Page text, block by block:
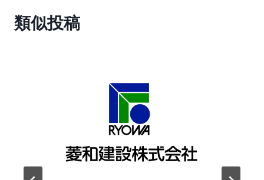
類似投稿